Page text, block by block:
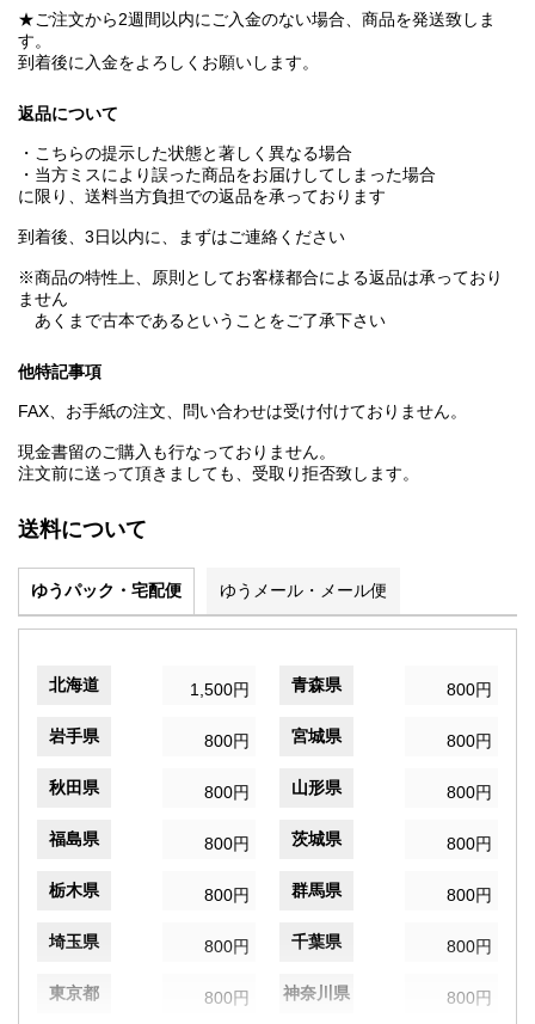
★ご注文から2週間以内にご入金のない場合、商品を発送致しま
す。
到着後に入金をよろしくお願いします。
返品について
・こちらの提示した状態と著しく異なる場合
・当方ミスにより誤った商品をお届けしてしまった場合
に限り、送料当方負担での返品を承っております
到着後、3日以内に、まずはご連絡ください
※商品の特性上、原則としてお客様都合による返品は承っており
ません
あくまで古本であるということをご了承下さい
他特記事項
FAX、お手紙の注文、問い合わせは受け付けておりません。
現金書留のご購入も行なっておりません。
注文前に送って頂きましても、受取り拒否致します。
送料について
ゆうパック・宅配便 ゆうメール・メール便
北海道 1,500円 青森県 800円
岩手県 800円 宮城県 800円
秋田県 800円 山形県 800円
福島県 800円 茨城県 800円
栃木県 800円 群馬県 800円
埼玉県 800円 千葉県 800円
東京都 800円 神奈川県 800円